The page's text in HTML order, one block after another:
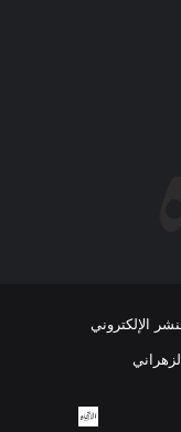
الإلكتروني
نبض